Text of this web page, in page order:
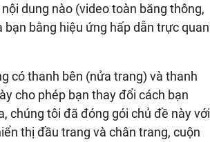
dung nào (video toàn băng thông,
bằng hiệu ứng hấp dẫn trực quan
có thanh bên (nửa trang) và thanh
cho phép bạn thay đổi cách bạn
chúng tôi đã đóng gói chủ đề này với
thị đầu trang và chân trang, cuộn